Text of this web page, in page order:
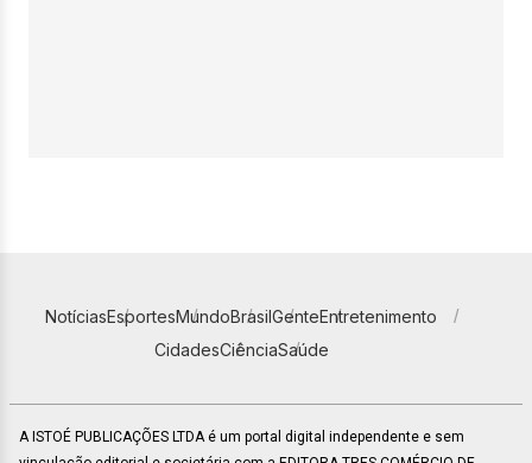
NotíciasEsportesMundoBrasilGenteEntretenimento
CidadesCiênciaSaúde
A ISTOÉ PUBLICAÇÕES LTDA é um portal digital independente e sem